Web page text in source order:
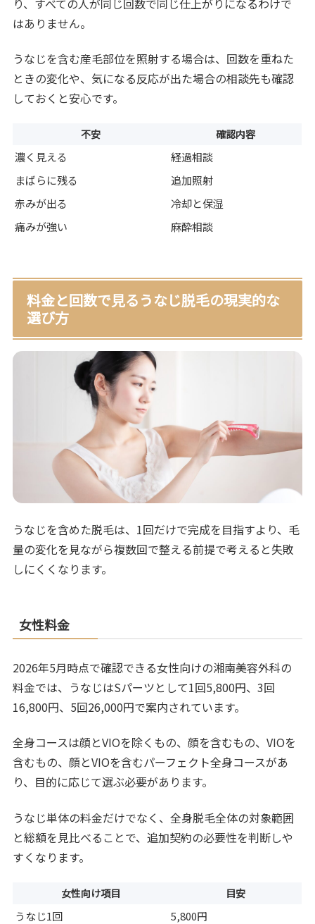
はありません。
うなじを含む産毛部位を照射する場合は、回数を重ねた
ときの変化や、気になる反応が出た場合の相談先も確認
しておくと安心です。
不安 確認内容
濃く見える
経過相談
まばらに残る
追加照射
赤みが出る
冷却と保湿
痛みが強い
麻酔相談
料金と回数で見るうなじ脱毛の現実的な
選び方
うなじを含めた脱毛は、1回だけで完成を目指すより、毛
量の変化を見ながら複数回で整える前提で考えると失敗
しにくくなります。
女性料金
2026年5月時点で確認できる女性向けの湘南美容外科の
料金では、うなじはSパーツとして1回5,800円、3回
16,800円、5回26,000円で案内されています。
全身コースは顔とVIOを除くもの、顔を含むもの、VIOを
含むもの、顔とVIOを含むパーフェクト全身コースがあ
り、目的に応じて選ぶ必要があります。
うなじ単体の料金だけでなく、全身脱毛全体の対象範囲
と総額を見比べることで、追加契約の必要性を判断しや
すくなります。
女性向け項目 目安
うなじ1回
5,800円